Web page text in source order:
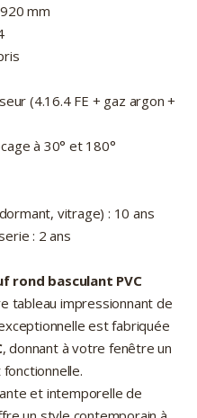
mm
(4.16.4 FE + gaz argon +
à 30° et 180°
vitrage) : 10 ans
: 2 ans
rond basculant PVC
tableau impressionnant de
est fabriquée
, donnant à votre fenêtre un
et intemporelle de